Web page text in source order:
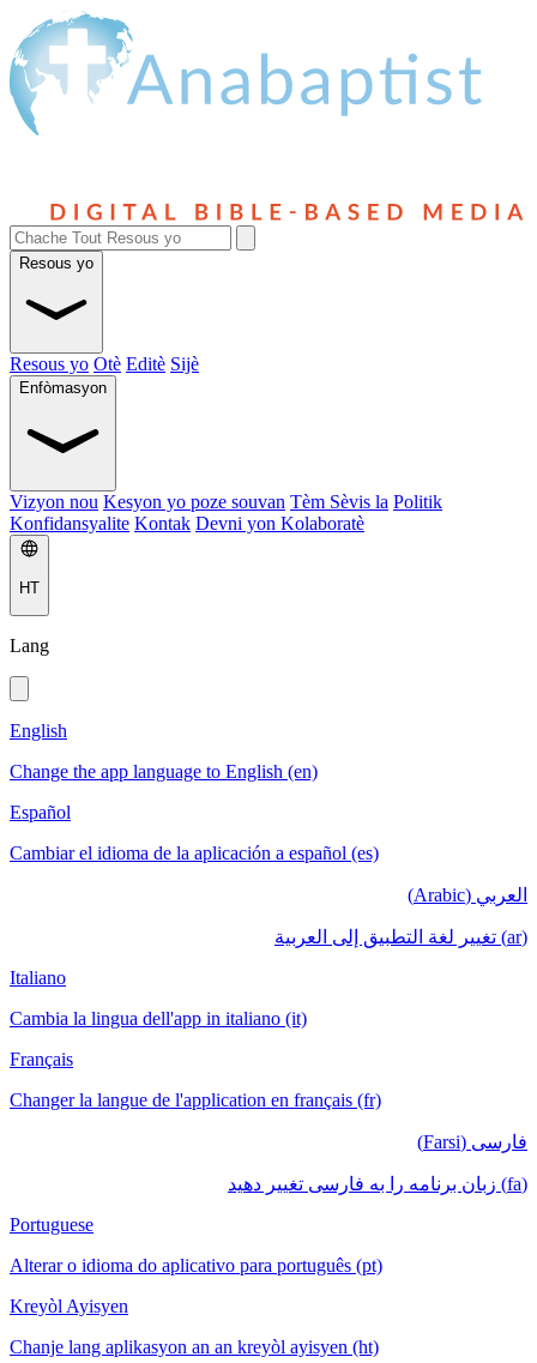
Resous yo
Resous yo Otè Editè Sijè
Enfòmasyon
Vizyon nou Kesyon yo poze souvan Tèm Sèvis la Politik
Konfidansyalite Kontak Devni yon Kolaboratè
HT
Lang
English
Change the app language to English (en)
Español
Cambiar el idioma de la aplicación a español (es)
العربي (Arabic)
(ar) تغيير لغة التطبيق إلى العربية
Italiano
Cambia la lingua dell'app in italiano (it)
Français
Changer la langue de l'application en français (fr)
فارسی (Farsi)
(fa) زبان برنامه را به فارسی تغییر دهید
Portuguese
Alterar o idioma do aplicativo para português (pt)
Kreyòl Ayisyen
Chanje lang aplikasyon an an kreyòl ayisyen (ht)